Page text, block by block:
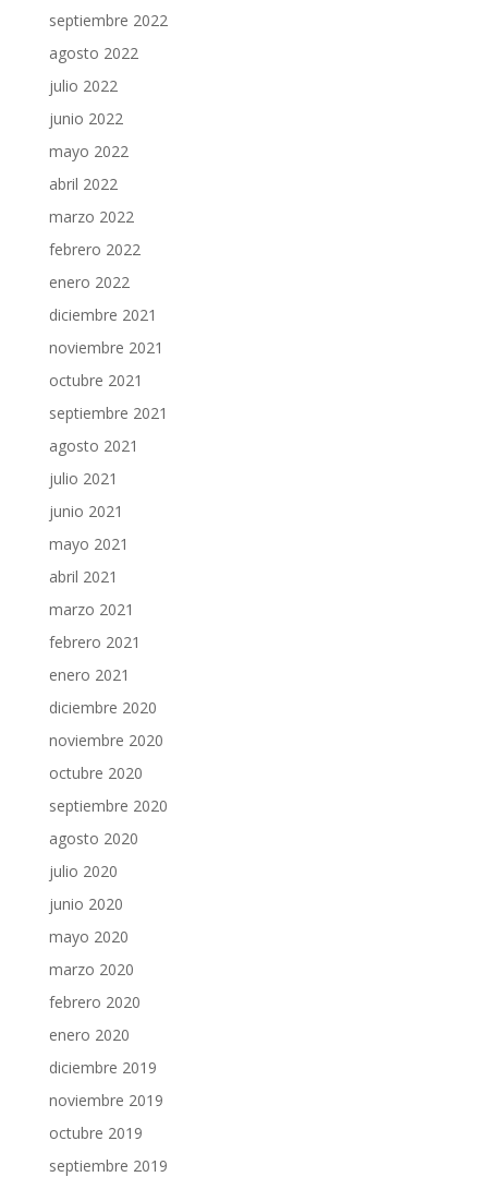
septiembre 2022
agosto 2022
julio 2022
junio 2022
mayo 2022
abril 2022
marzo 2022
febrero 2022
enero 2022
diciembre 2021
noviembre 2021
octubre 2021
septiembre 2021
agosto 2021
julio 2021
junio 2021
mayo 2021
abril 2021
marzo 2021
febrero 2021
enero 2021
diciembre 2020
noviembre 2020
octubre 2020
septiembre 2020
agosto 2020
julio 2020
junio 2020
mayo 2020
marzo 2020
febrero 2020
enero 2020
diciembre 2019
noviembre 2019
octubre 2019
septiembre 2019